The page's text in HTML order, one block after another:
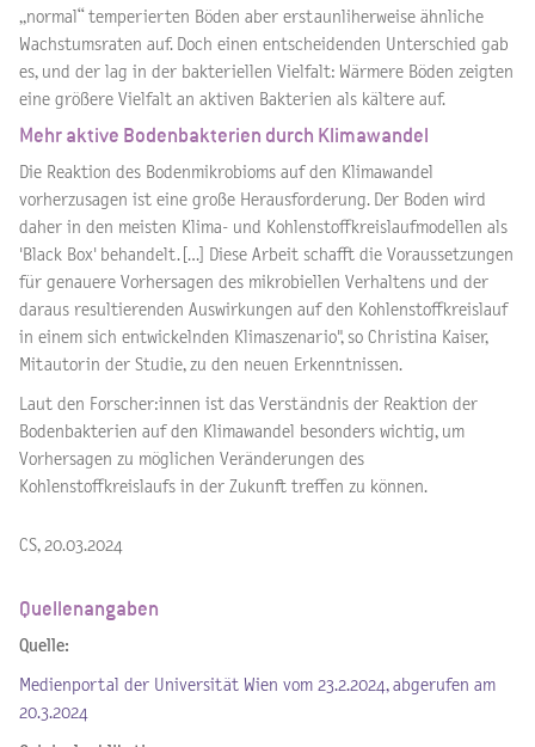
„normal“ temperierten Böden aber erstaunliherweise ähnliche
Wachstumsraten auf. Doch einen entscheidenden Unterschied gab
es, und der lag in der bakteriellen Vielfalt: Wärmere Böden zeigten
eine größere Vielfalt an aktiven Bakterien als kältere auf.
Mehr aktive Bodenbakterien durch Klimawandel
Die Reaktion des Bodenmikrobioms auf den Klimawandel
vorherzusagen ist eine große Herausforderung. Der Boden wird
daher in den meisten Klima- und Kohlenstoffkreislaufmodellen als
'Black Box' behandelt. […] Diese Arbeit schafft die Voraussetzungen
für genauere Vorhersagen des mikrobiellen Verhaltens und der
daraus resultierenden Auswirkungen auf den Kohlenstoffkreislauf
in einem sich entwickelnden Klimaszenario", so Christina Kaiser,
Mitautorin der Studie, zu den neuen Erkenntnissen.
Laut den Forscher:innen ist das Verständnis der Reaktion der
Bodenbakterien auf den Klimawandel besonders wichtig, um
Vorhersagen zu möglichen Veränderungen des
Kohlenstoffkreislaufs in der Zukunft treffen zu können.
CS, 20.03.2024
Quellenangaben
Quelle:
Medienportal der Universität Wien vom 23.2.2024, abgerufen am
20.3.2024